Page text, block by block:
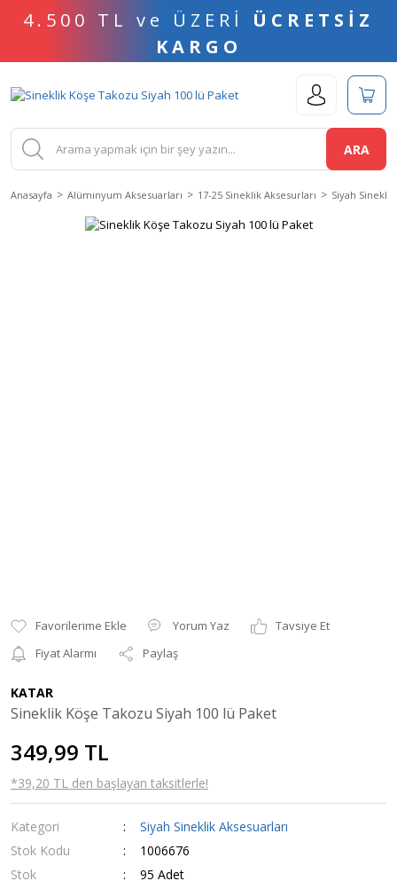
4.500 TL ve ÜZERİ ÜCRETSİZ
KARGO
ARA
Anasayfa Alüminyum Aksesuarları 17-25 Sineklik Aksesurları Siyah
Yorum Yaz
Tavsiye Et
Fiyat Alarmı
Paylaş
KATAR
Sineklik Köşe Takozu Siyah 100 lü Paket
349,99 TL
*39,20 TL den başlayan taksitlerle!
Kategori
Siyah Sineklik Aksesuarları
Stok Kodu
1006676
Stok
95 Adet